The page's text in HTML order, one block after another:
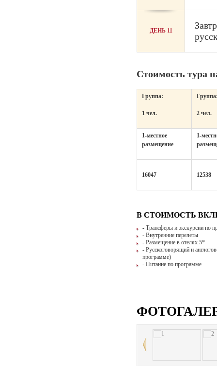
ДЕНЬ 11
Стоимость тура
Группа:
1 чел. 2 чел.
1-местное
размещение
1-
16047 12538
В СТОИМОСТЬ
- Трансферы и экскурсии по
- Внутренние перелеты
- Размещение в отелях 5*
- Русскоговорящий и
программе)
- Питание по программе